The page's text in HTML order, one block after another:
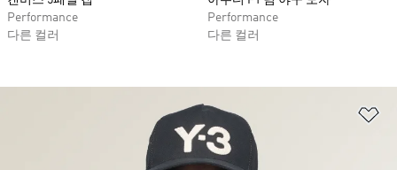
Performance
다른 컬러
Performance
다른 컬러